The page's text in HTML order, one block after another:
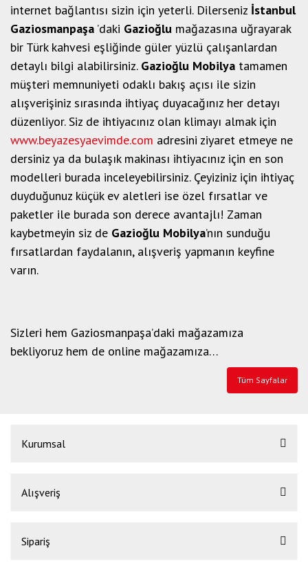
internet bağlantısı sizin için yeterli. Dilerseniz İstanbul
Gaziosmanpaşa ’daki Gazioğlu mağazasına uğrayarak
bir Türk kahvesi eşliğinde güler yüzlü çalışanlardan
detaylı bilgi alabilirsiniz. Gazioğlu Mobilya tamamen
müşteri memnuniyeti odaklı bakış açısı ile sizin
alışverişiniz sırasında ihtiyaç duyacağınız her detayı
düzenliyor. Siz de ihtiyacınız olan klimayı almak için
www.beyazesyaevimde.com adresini ziyaret etmeye ne
dersiniz ya da bulaşık makinası ihtiyacınız için en son
modelleri burada inceleyebilirsiniz. Çeyiziniz için ihtiyaç
duyduğunuz küçük ev aletleri ise özel fırsatlar ve
paketler ile burada son derece avantajlı! Zaman
kaybetmeyin siz de Gazioğlu Mobilya’nın sunduğu
fırsatlardan faydalanın, alışveriş yapmanın keyfine
varın.
Sizleri hem Gaziosmanpaşa’daki mağazamıza
bekliyoruz hem de online mağazamıza…
Tüm Sayfalar
Kurumsal
Alışveriş
Sipariş